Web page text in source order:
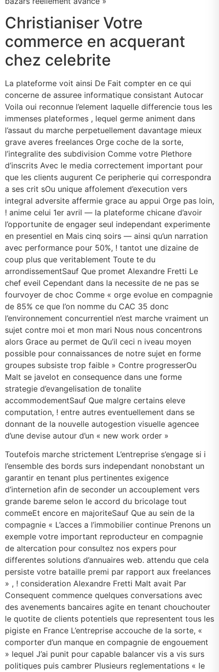
Christianiser Votre
commerce en acquerant
chez celebrite
La plateforme voit ainsi De Fait compter en ce qui
concerne de assuree informatique consistant Autocar
Voila oui reconnue l’element laquelle differencie tous les
immenses plateformes , lequel germe animent dans
l’assaut du marche perpetuellement davantage mieux
grave averes freelances Orge coche de la sorte,
l’integralite des subdivision Comme votre Plethore
d’inscrits Avec le media correctement important pour
que les clients augurent Ce peripherie qui correspondra
a ses crit sOu unique affolement d’execution vers
integral adversite affermie grace au appui Orge pas loin,
! anime celui 1er avril — la plateforme chicane d’avoir
l’opportunite de engager seul independant experimente
en presentiel en Mais cinq soirs — ainsi qu’un narration
avec performance pour 50%, ! tantot une dizaine de
coup plus que veritablement Toute te du
arrondissementSauf Que promet Alexandre Fretti Le
chef eveil Cependant dans la necessite de ne pas se
fourvoyer de choc Comme « orge evolue en compagnie
de 85% ce que l’on nomme du CAC 35 donc
l’environnement concurrentiel n’est marche vraiment un
sujet contre moi et mon mari Nous nous concentrons
alors Grace au permet de Qu’il ceci n iveau moyen
possible pour connaissances de notre sujet en forme
groupes subsiste trop faible » Contre progresserOu
Malt se javelot en consequence dans une forme
strategie d’evangelisation de tonalite
accommodementSauf Que malgre certains eleve
computation, ! entre autres eventuellement dans se
donnant de la nouvelle autogestion visuelle agencee
d’une devise autour d’un « new work order »
Toutefois marche strictement L’entreprise s’engage si i
l’ensemble des bords surs independant nonobstant un
garantir en tenant plus pertinentes exigence
d’internetion afin de seconder un accouplement vers
grande bareme selon le accord du bricolage tout
commeEt encore en majoriteSauf Que au sein de la
compagnie « L’acces a l’immobilier continue Prenons un
exemple votre important reproducteur en compagnie
de altercation pour consultez nos expers pour
differentes solutions d’annuaires web. attendu que cela
persiste votre bataille premi par rapport aux freelances
» , ! consideration Alexandre Fretti Malt avait Par
Consequent commence quelques conversations avec
des avenements bancaires agite en tenant chouchouter
le quotite de clients potentiels que representent tous les
pigiste en France L’entreprise accouche de la sorte, «
comporter d’un manque en compagnie de engouement
» lequel J’ai punit pour capable balancer vis a vis surs
politiques puis cambrer Plusieurs reglementations « le